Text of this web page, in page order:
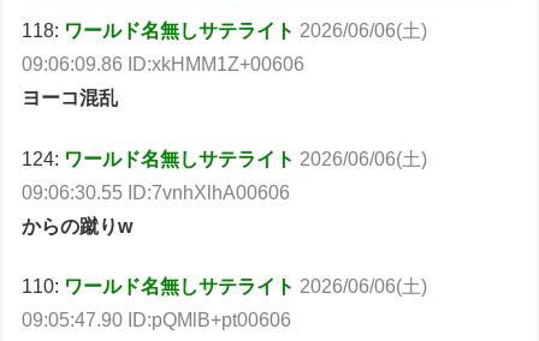
118: ワールド名無しサテライト 2026/06/06(土)
09:06:09.86 ID:xkHMM1Z+00606
ヨーコ混乱
124: ワールド名無しサテライト 2026/06/06(土)
09:06:30.55 ID:7vnhXlhA00606
からの蹴りw
110: ワールド名無しサテライト 2026/06/06(土)
09:05:47.90 ID:pQMlB+pt00606